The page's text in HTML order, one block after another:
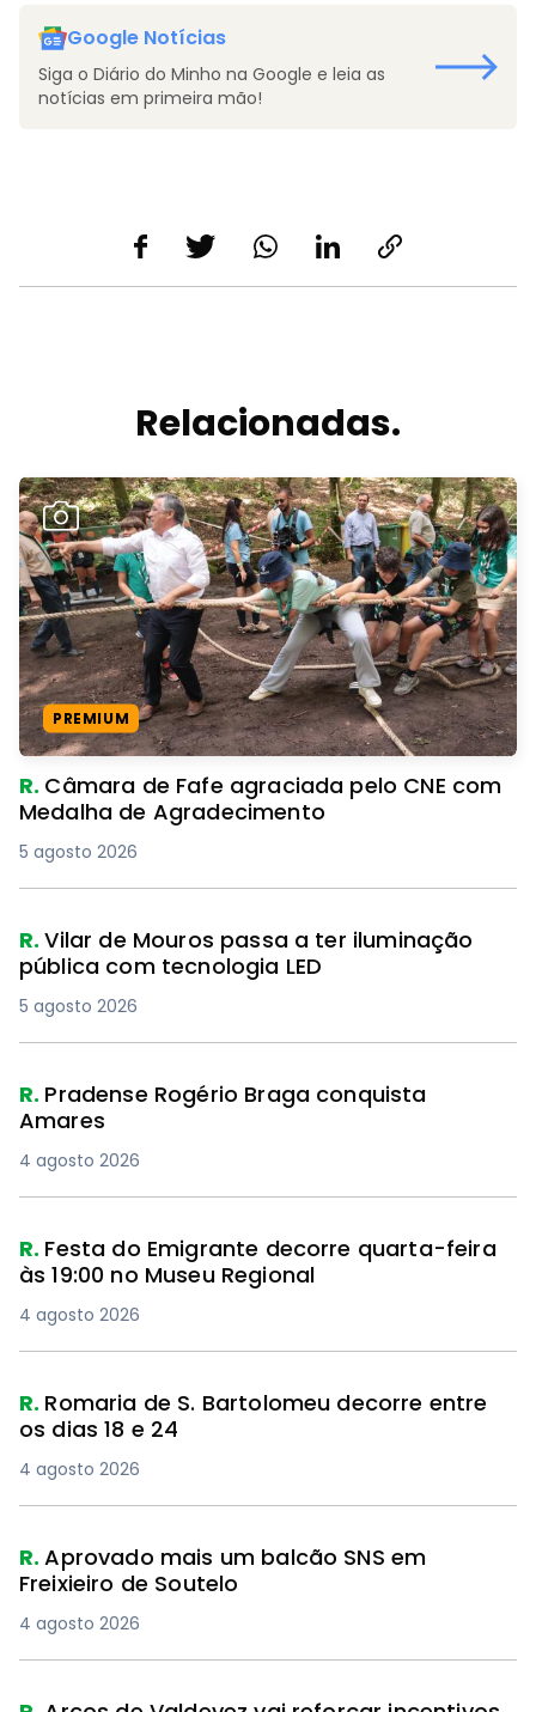
Google Notícias
Siga o Diário do Minho na Google e leia as
notícias em primeira mão!
Relacionadas.
PREMIUM
R. Câmara de Fafe agraciada pelo CNE com
Medalha de Agradecimento
5 agosto 2026
R.Vilar de Mouros passa a ter iluminação
pública com tecnologia LED
5 agosto 2026
R. Pradense Rogério Braga conquista
Amares
4 agosto 2026
R. Festa do Emigrante decorre quarta-feira
às 19:00 no Museu Regional
4 agosto 2026
R. Romaria de S. Bartolomeu decorre entre
os dias 18 e 24
4 agosto 2026
R.Aprovado mais um balcão SNS em
Freixieiro de Soutelo
4 agosto 2026